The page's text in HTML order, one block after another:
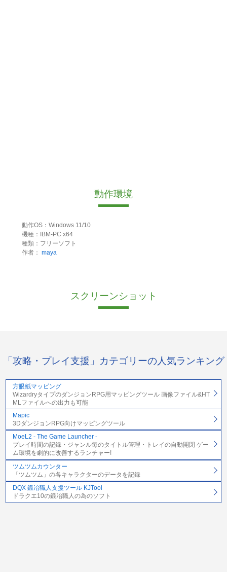
動作環境
動作OS：Windows 11/10
機種：IBM-PC x64
種類：フリーソフト
作者： maya
スクリーンショット
「攻略・プレイ支援」カテゴリーの人気ランキング
方眼紙マッピング
WizardryタイプのダンジョンRPG用マッピングツール 画像ファイル&HT
MLファイルへの出力も可能
Mapic
3DダンジョンRPG向けマッピングツール
MoeL2 - The Game Launcher -
プレイ時間の記録・ジャンル毎のタイトル管理・トレイの自動開閉 ゲー
ム環境を劇的に改善するランチャー!
ツムツムカウンター
「ツムツム」の各キャラクターのデータを記録
DQX 鍛冶職人支援ツール KJTool
ドラクエ10の鍛冶職人の為のソフト